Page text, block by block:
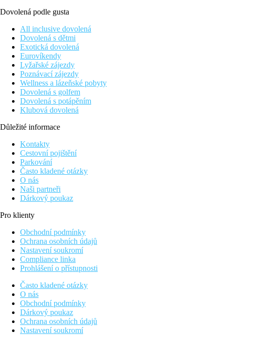
Dovolená podle gusta
All inclusive dovolená
Dovolená s dětmi
Exotická dovolená
Eurovíkendy
Lyžařské zájezdy
Poznávací zájezdy
Wellness a lázeňské pobyty
Dovolená s golfem
Dovolená s potápěním
Klubová dovolená
Důležité informace
Kontakty
Cestovní pojištění
Parkování
Často kladené otázky
O nás
Naši partneři
Dárkový poukaz
Pro klienty
Obchodní podmínky
Ochrana osobních údajů
Nastavení soukromí
Compliance linka
Prohlášení o přístupnosti
Často kladené otázky
O nás
Obchodní podmínky
Dárkový poukaz
Ochrana osobních údajů
Nastavení soukromí